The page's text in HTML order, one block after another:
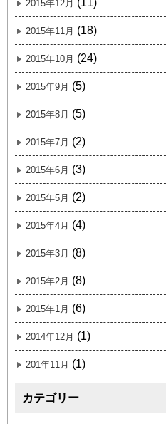
2015年12月
2015年11月 (18)
2015年10月 (24)
2015年9月 (5)
2015年8月 (5)
2015年7月 (2)
2015年6月 (3)
2015年5月 (2)
2015年4月 (4)
2015年3月 (8)
2015年2月 (8)
2015年1月 (6)
2014年12月 (1)
201年11月 (1)
カテゴリー